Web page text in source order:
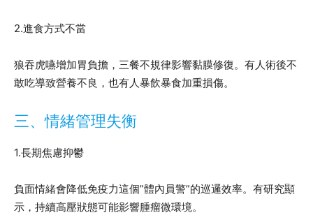
2.進食方式不當
狼吞虎嚥增加胃負擔，三餐不規律影響黏膜修復。有人術後不
敢吃導致營養不良，也有人暴飲暴食加重損傷。
三、情緒管理失衡
1.長期焦慮抑鬱
負面情緒會降低免疫力這個”體內員警”的巡邏效率。有研究顯
示，持續高壓狀態可能影響腫瘤微環境。